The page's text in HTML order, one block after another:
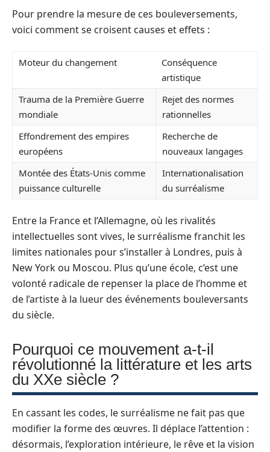
Pour prendre la mesure de ces bouleversements,
voici comment se croisent causes et effets :
Moteur du changement
Conséquence
artistique
Trauma de la Première Guerre
mondiale
Rejet des normes
rationnelles
Effondrement des empires
européens
Recherche de
nouveaux langages
Montée des États-Unis comme
puissance culturelle
Internationalisation
du surréalisme
Entre la France et l’Allemagne, où les rivalités
intellectuelles sont vives, le surréalisme franchit les
limites nationales pour s’installer à Londres, puis à
New York ou Moscou. Plus qu’une école, c’est une
volonté radicale de repenser la place de l’homme et
de l’artiste à la lueur des événements bouleversants
du siècle.
Pourquoi ce mouvement a-t-il
révolutionné la littérature et les arts
du XXe siècle ?
En cassant les codes, le surréalisme ne fait pas que
modifier la forme des œuvres. Il déplace l’attention :
désormais, l’exploration intérieure, le rêve et la vision